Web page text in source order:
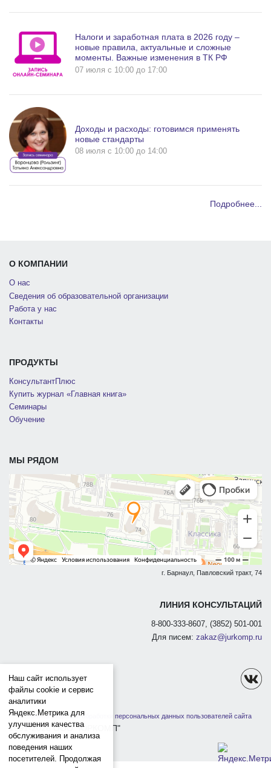
Налоги и заработная плата в 2026 году –
новые правила, актуальные и сложные
моменты. Важные изменения в ТК РФ
07 июля c 10:00 до 17:00
Доходы и расходы: готовимся применять
новые стандарты
08 июля c 10:00 до 14:00
Подробнее...
О КОМПАНИИ
О нас
Сведения об образовательной организации
Работа у нас
Контакты
ПРОДУКТЫ
КонсультантПлюс
Купить журнал «Главная книга»
Семинары
Обучение
МЫ РЯДОМ
г. Барнаул, Павловский тракт, 74
ЛИНИЯ КОНСУЛЬТАЦИЙ
8-800-333-8607, (3852) 501-001
Для писем: zakaz@jurkomp.ru
Политика защиты и обработки персональных данных пользователей сайта
1991-2026 ООО "ЮРКОМП"
Наш сайт использует
файлы cookie и сервис
аналитики
Яндекс.Метрика для
улучшения качества
обслуживания и анализа
поведения наших
посетителей. Продолжая